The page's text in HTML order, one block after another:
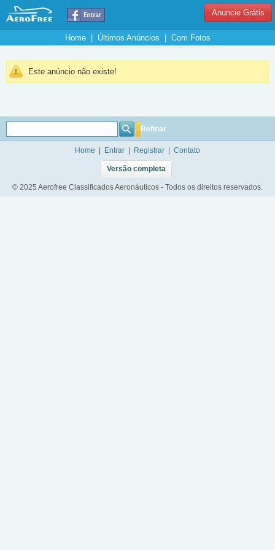
Anuncie Grátis
Home| Últimos Anúncios Com Fotos
Este anúncio não existe!
Refinar
Home Entrar Registrar Contato
Versão completa
© 2025 Aerofree Classificados Aeronáuticos - Todos os direitos reservados.